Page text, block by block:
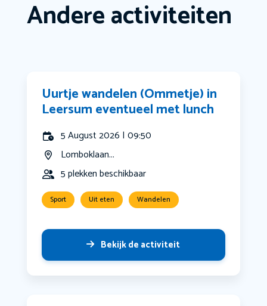
Andere activiteiten
Uurtje wandelen (Ommetje) in
Leersum eventueel met lunch
5 August 2026 | 09:50
Lomboklaan...
5 plekken beschikbaar
Sport Uit eten Wandelen
Bekijk de activiteit